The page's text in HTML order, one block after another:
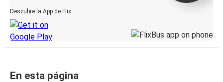
Descubre la App de Flix
En esta página